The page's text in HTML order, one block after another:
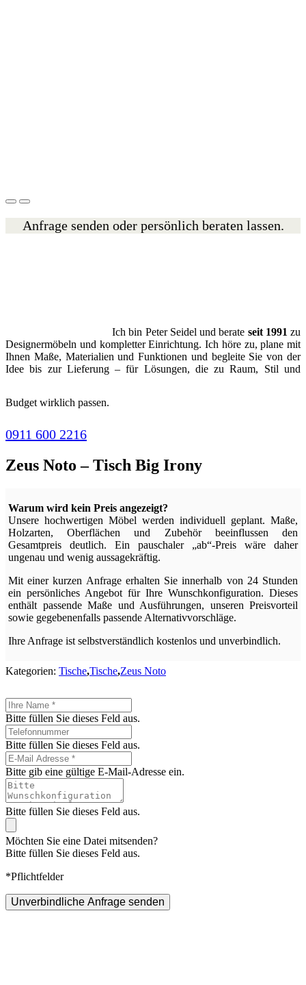
Anfrage senden oder persönlich beraten lassen.
Ich bin Peter Seidel und berate seit 1991 zu
Designermöbeln und kompletter Einrichtung. Ich höre zu, plane mit
Ihnen Maße, Materialien und Funktionen und begleite Sie von der
Idee bis zur Lieferung – für Lösungen, die zu Raum, Stil und
Budget wirklich passen.
0911 600 2216
Zeus Noto – Tisch Big Irony
Warum wird kein Preis angezeigt?
Unsere hochwertigen Möbel werden individuell geplant. Maße,
Holzarten, Oberflächen und Zubehör beeinflussen den
Gesamtpreis deutlich. Ein pauschaler „ab“-Preis wäre daher
ungenau und wenig aussagekräftig.
Mit einer kurzen Anfrage erhalten Sie innerhalb von 24 Stunden
ein persönliches Angebot für Ihre Wunschkonfiguration. Dieses
enthält passende Maße und Ausführungen, unseren Preisvorteil
sowie gegebenenfalls passende Alternativvorschläge.
Ihre Anfrage ist selbstverständlich kostenlos und unverbindlich.
Kategorien: Tische,Tische,Zeus Noto
Bitte füllen Sie dieses Feld aus.
Bitte füllen Sie dieses Feld aus.
Bitte gib eine gültige E-Mail-Adresse ein.
Bitte füllen Sie dieses Feld aus.
Möchten Sie eine Datei mitsenden?
Bitte füllen Sie dieses Feld aus.
*Pflichtfelder
Unverbindliche Anfrage senden